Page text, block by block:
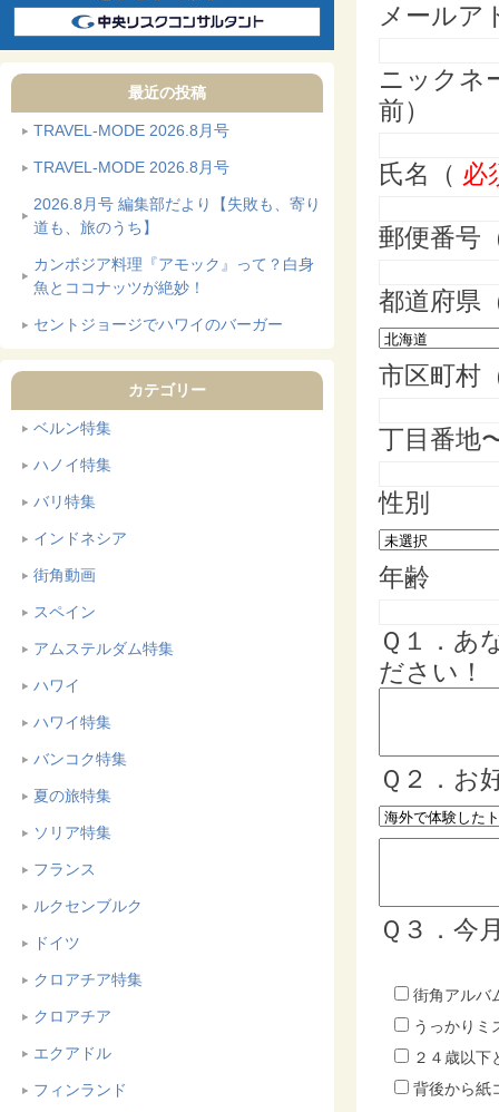
最近の投稿
TRAVEL-MODE 2026.8月号
TRAVEL-MODE 2026.8月号
2026.8月号 編集部だより【失敗も、寄り
道も、旅のうち】
カンボジア料理『アモック』って？白身
魚とココナッツが絶妙！
セントジョージでハワイのバーガー
カテゴリー
ベルン特集
ハノイ特集
バリ特集
インドネシア
街角動画
スペイン
アムステルダム特集
ハワイ
ハワイ特集
バンコク特集
夏の旅特集
ソリア特集
フランス
ルクセンブルク
ドイツ
クロアチア特集
クロアチア
エクアドル
フィンランド
メールア
ニックネ
前）
氏名（ 必
郵便番号
都道府県
市区町村
丁目番地
性別
年齢
Ｑ１．あ
ださい！
Ｑ２．お
Ｑ３．今
街角アルバ
うっかりミ
２４歳以下
背後から紙